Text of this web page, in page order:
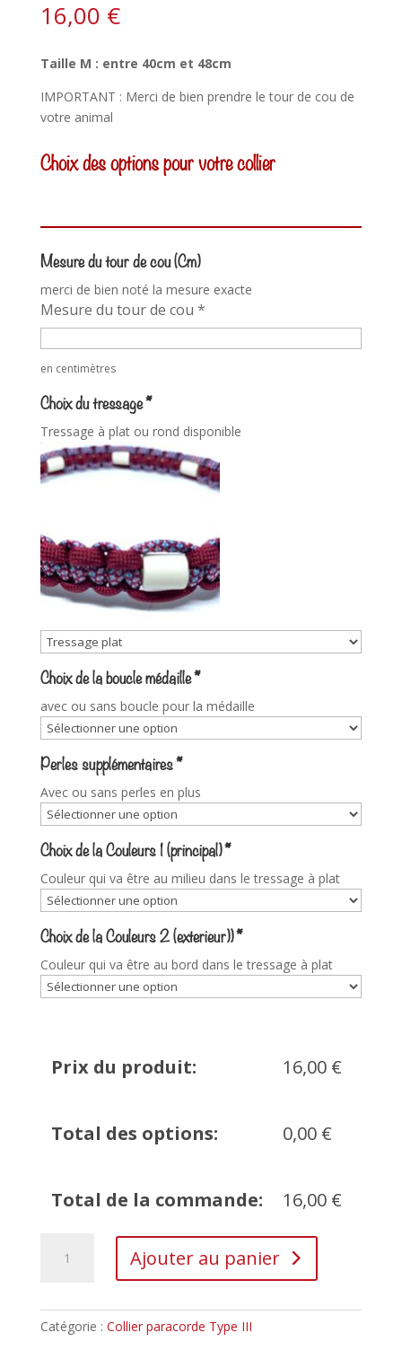
basé sur
notations
16,00 €
Taille M : entre 40cm et 48cm
IMPORTANT : Merci de bien prendre le tour de cou de
votre animal
Choix des options pour votre collier
Mesure du tour de cou (Cm)
merci de bien noté la mesure exacte
Mesure du tour de cou *
en centimètres
Choix du tressage*
Tressage à plat ou rond disponible
Choix de la boucle médaille*
avec ou sans boucle pour la médaille
Perles supplémentaires*
Avec ou sans perles en plus
Choix de la Couleurs 1 (principal)*
Couleur qui va être au milieu dans le tressage à plat
Choix de la Couleurs 2 (exterieur))*
Couleur qui va être au bord dans le tressage à plat
Prix du produit: 16,00 €
Total des options: 0,00 €
Total de la commande: 16,00 €
Ajouter au panier
Catégorie : Collier paracorde Type III